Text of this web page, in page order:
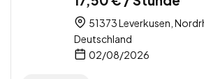
51373 Leverkusen,
Deutschland
02/08/2026